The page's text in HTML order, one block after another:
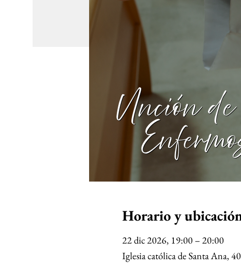
Horario y
22 dic 2026, 19:00 – 20:00
Iglesia católica de Santa Ana,